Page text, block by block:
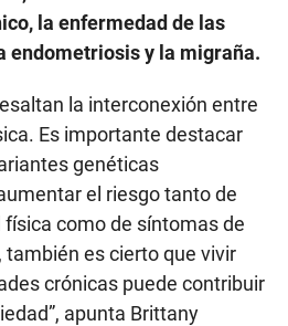
la enfermedad de las
endometriosis y la migraña.
la interconexión entre
Es importante destacar
genéticas
el riesgo tanto de
como de síntomas de
también es cierto que vivir
crónicas puede contribuir
apunta Brittany